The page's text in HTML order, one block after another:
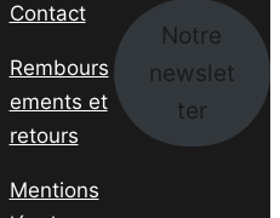
Contact
Rembours
ements et
retours
Mentions
Notre
newslet
ter